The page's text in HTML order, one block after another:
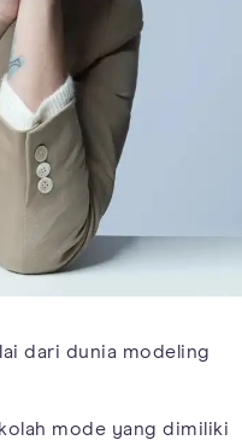
dari dunia modeling
mode yang dimiliki